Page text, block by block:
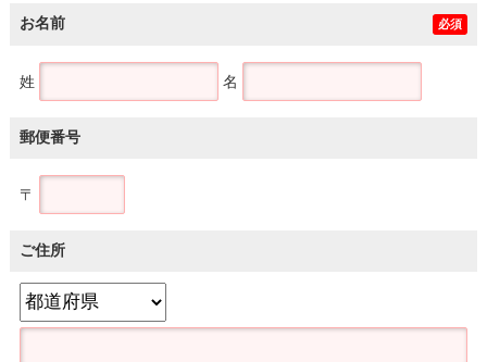
お名前 必須
姓 名
郵便番号
〒
ご住所